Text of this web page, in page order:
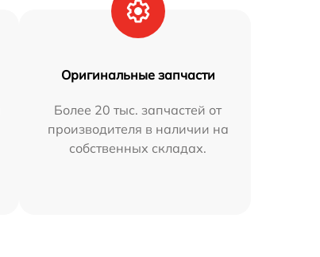
Оригинальные запчасти
Более 20 тыс. запчастей от
производителя в наличии на
собственных складах.